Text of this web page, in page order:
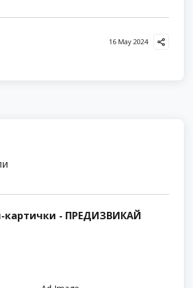
16 May 2024
картички - ПРЕДИЗВИКАЙ